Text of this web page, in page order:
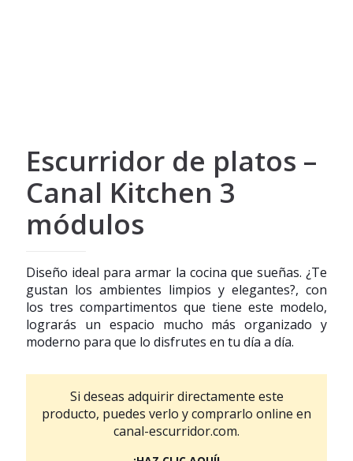
Escurridor de platos –
Canal Kitchen 3
módulos
Diseño ideal para armar la cocina que sueñas. ¿Te
gustan los ambientes limpios y elegantes?, con
los tres compartimentos que tiene este modelo,
lograrás un espacio mucho más organizado y
moderno para que lo disfrutes en tu día a día.
Si deseas adquirir directamente este
producto, puedes verlo y comprarlo online en
canal-escurridor.com.